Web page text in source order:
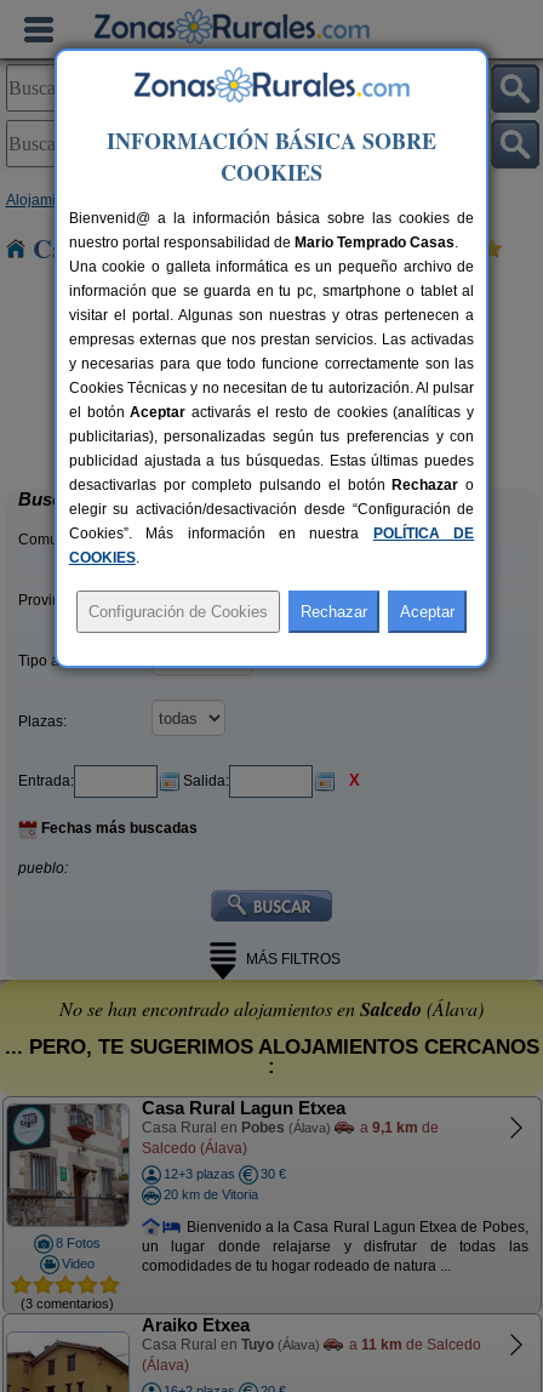
Alojamientos
Casas Rurales cerca de Salcedo
2-20+2 pers.
desde20 €
Naturetxea
Sobrón (Álava)
Buscar
Comunidades:
Provincias/Islas:
Tipo alquiler:
Plazas:
Entrada: Salida: X
Fechas más buscadas
pueblo:
MÁS FILTROS
No se han encontrado alojamientos enSalcedo (Álava)
... PERO, TE SUGERIMOS ALOJAMIENTOS CERCANOS
:
8 Fotos
Video
(3 comentarios)
Casa Rural Lagun Etxea
Casa Rural en Pobes (Álava) a 9,1 km de
Salcedo (Álava)
12+3 plazas
30 €
20 km de Vitoria
Bienvenido a la Casa Rural Lagun Etxea de Pobes,
un lugar donde relajarse y disfrutar de todas las
comodidades de tu hogar rodeado de natura ...
Araiko Etxea
Casa Rural en Tuyo (Álava) a 11 km de Salcedo
(Álava)
INFORMACIÓN BÁSICA SOBRE
COOKIES
Bienvenid@ a la información básica sobre las cookies de
nuestro portal responsabilidad de Mario Temprado Casas.
Una cookie o galleta informática es un pequeño archivo de
información que se guarda en tu pc, smartphone o tablet al
visitar el portal. Algunas son nuestras y otras pertenecen a
empresas externas que nos prestan servicios. Las activadas
y necesarias para que todo funcione correctamente son las
Cookies Técnicas y no necesitan de tu autorización. Al pulsar
el botónAceptar activarás el resto de cookies (analíticas y
publicitarias), personalizadas según tus preferencias y con
publicidad ajustada a tus búsquedas. Estas últimas puedes
desactivarlas por completo pulsando el botón Rechazar o
elegir su activación/desactivación desde “Configuración de
Cookies”. Más información en nuestra
POLÍTICA DE
COOKIES.